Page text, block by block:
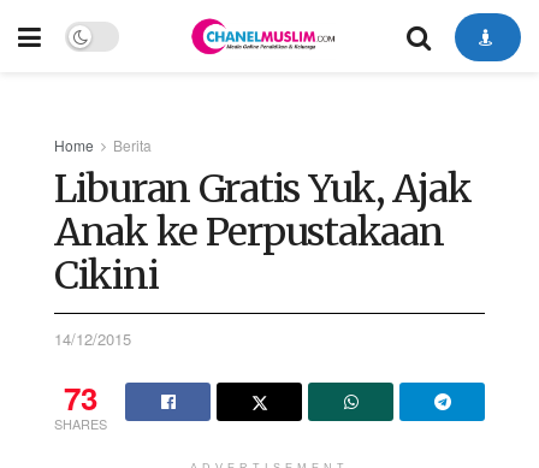
Home Berita
Liburan Gratis Yuk, Ajak
Anak ke Perpustakaan
Cikini
14/12/2015
73
SHARES